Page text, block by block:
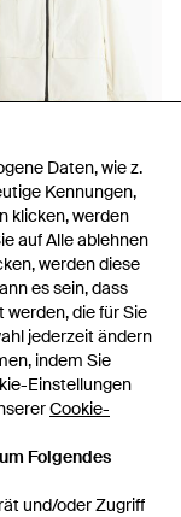
Daten, wie z.
Kennungen,
klicken, werden
auf Alle ablehnen
werden diese
es sein, dass
die für Sie
jederzeit ändern
indem Sie
Einstellungen
Cookie-
Folgendes
und/oder Zugriff
Daten, wie z.
Kennungen,
klicken, werden
auf Alle ablehnen
werden diese
es sein, dass
die für Sie
jederzeit ändern
indem Sie
Einstellungen
Cookie-
Folgendes
und/oder Zugriff
mit
- Weiß